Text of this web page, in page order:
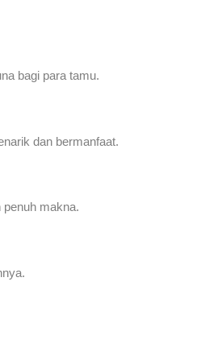
bagi para tamu.
dan bermanfaat.
penuh makna.